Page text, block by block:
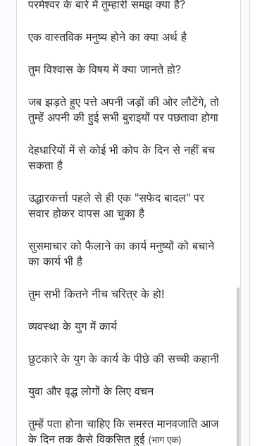
परमेश्वर के बारे में तुम्हारी समझ क्या है?
एक वास्तविक मनुष्य होने का क्या अर्थ है
तुम विश्वास के विषय में क्या जानते हो?
जब झड़ते हुए पत्ते अपनी जड़ों की ओर लौटेंगे, तो
तुम्हें अपनी की हुई सभी बुराइयों पर पछतावा होगा
देहधारियों में से कोई भी कोप के दिन से नहीं बच
सकता है
उद्धारकर्त्ता पहले से ही एक "सफेद बादल" पर
सवार होकर वापस आ चुका है
सुसमाचार को फैलाने का कार्य मनुष्यों को बचाने
का कार्य भी है
तुम सभी कितने नीच चरित्र के हो!
व्यवस्था के युग में कार्य
छुटकारे के युग के कार्य के पीछे की सच्ची कहानी
युवा और वृद्ध लोगों के लिए वचन
तुम्हें पता होना चाहिए कि समस्त मानवजाति आज
के दिन तक कैसे विकसित हुई (भाग एक)